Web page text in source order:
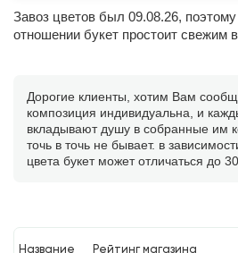
Завоз цветов был 09.08.26,
отношении букет простоит свежим
Дорогие клиенты, хотим Вам
композиция индивидуальна, и
вкладывают душу в собранные им
точь в точь не бывает. в
цвета букет может отличаться до
Название Рейтинг магазина